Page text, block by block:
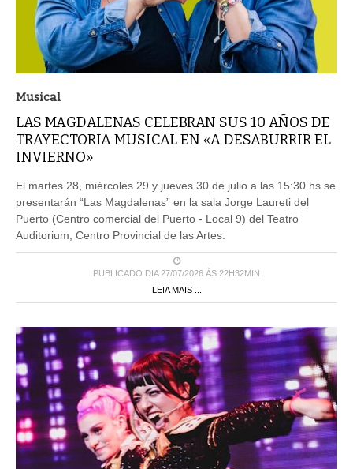
Musical
LAS MAGDALENAS CELEBRAN SUS 10 AÑOS DE
TRAYECTORIA MUSICAL EN «A DESABURRIR EL
INVIERNO»
El martes 28, miércoles 29 y jueves 30 de julio a las 15:30 hs se
presentarán “Las Magdalenas” en la sala Jorge Laureti del
Puerto (Centro comercial del Puerto - Local 9) del Teatro
Auditorium, Centro Provincial de las Artes.
PUBLICADO DIA 27/07/2026 ÀS 22H32MIN
LEIA MAIS ...